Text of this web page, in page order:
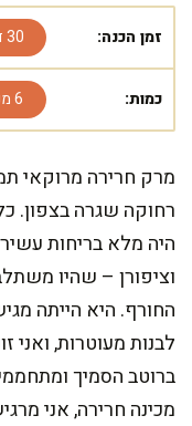
זמן הכנה: 30 דק'
כמות: 6 מנות
מרק חרירה מרוקאי
רחוקה שגרה בצפון.
היה מלא בריחות
וציפורן – שהיו
החורף. היא הייתה
לבנות מעוטרות, ואני
ברוטב הסמיך
מכינה חרירה, אני